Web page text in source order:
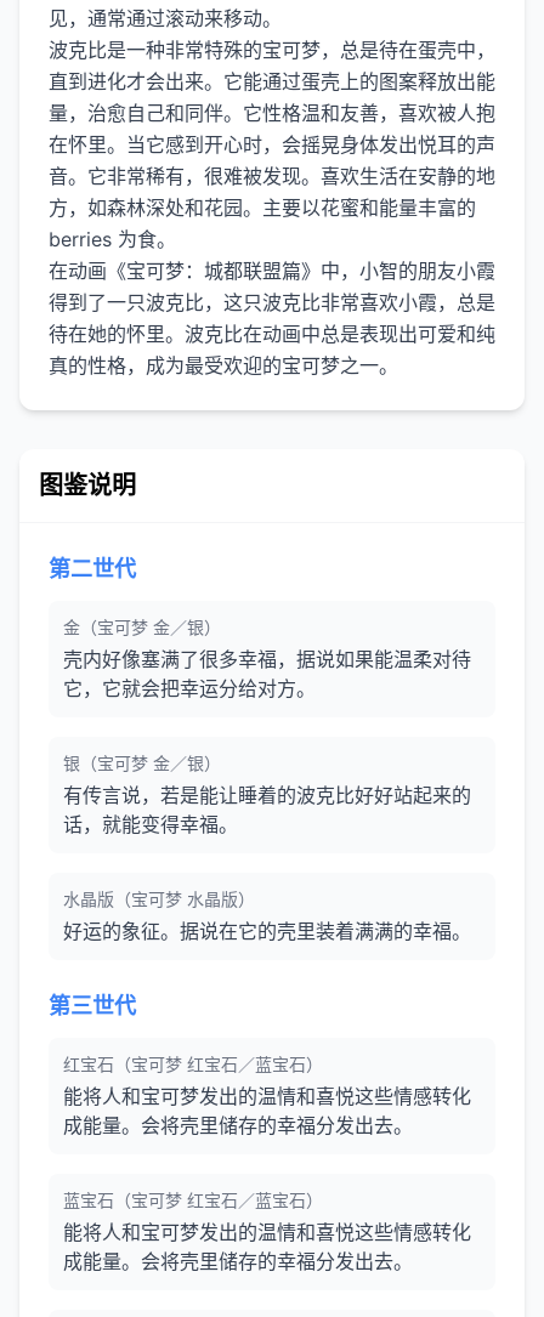
见，通常通过滚动来移动。
波克比是一种非常特殊的宝可梦，总是待在蛋壳中，
直到进化才会出来。它能通过蛋壳上的图案释放出能
量，治愈自己和同伴。它性格温和友善，喜欢被人抱
在怀里。当它感到开心时，会摇晃身体发出悦耳的声
音。它非常稀有，很难被发现。喜欢生活在安静的地
方，如森林深处和花园。主要以花蜜和能量丰富的
berries 为食。
在动画《宝可梦：城都联盟篇》中，小智的朋友小霞
得到了一只波克比，这只波克比非常喜欢小霞，总是
待在她的怀里。波克比在动画中总是表现出可爱和纯
图鉴说明
第二世代
金（宝可梦 金／银）
壳内好像塞满了很多幸福，据说如果能温柔对待
它，它就会把幸运分给对方。
银（宝可梦 金／银）
有传言说，若是能让睡着的波克比好好站起来的
话，就能变得幸福。
水晶版（宝可梦 水晶版）
好运的象征。据说在它的壳里装着满满的幸福。
第三世代
红宝石（宝可梦 红宝石／蓝宝石）
能将人和宝可梦发出的温情和喜悦这些情感转化
成能量。会将壳里储存的幸福分发出去。
蓝宝石（宝可梦 红宝石／蓝宝石）
能将人和宝可梦发出的温情和喜悦这些情感转化
成能量。会将壳里储存的幸福分发出去。